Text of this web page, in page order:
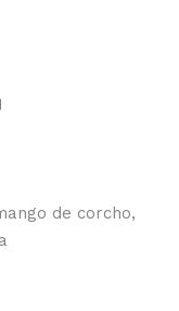
de corcho,